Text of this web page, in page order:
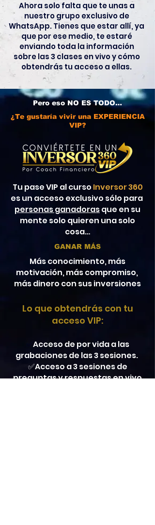
Ahora solo falta que te unas a
nuestro grupo exclusivo de
WhatsApp. Tienes que estar allí, ya
que por ese medio, te estaré
enviando toda la información
sobre las 3 clases en vivo y cómo
obtendrás tu acceso a ellas.
Pero eso NO ES TODO…
¿Te gustaría vivir una EXPERIENCIA
VIP?
Tu pase VIP al curso Inversor 360
es un acceso exclusivo sólo para
personas ganadorasque en su
mente solo quieren una solo
cosa…
GANAR MÁS
Más conocimiento, más
motivación, más compromiso,
más dinero con sus inversiones
Lo que obtendrás con tu
acceso VIP:
Acceso de por vida a las
grabaciones de las 3 sesiones.
✅Acceso a 3 sesiones de
preguntas y respuestas en vivo